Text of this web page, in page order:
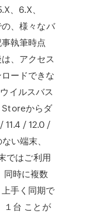
、6.X、
の、様々なバ
執筆時点
、アクセス
ードできな
イルスバス
からダ
11.4 / 12.0 /
い端末、
ではご利用
同時に複数
手く同期で
１台 ことが